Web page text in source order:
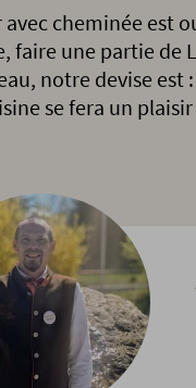
avec cheminée est
faire une partie de
notre devise est
se fera un